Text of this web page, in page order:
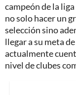
campeón de la
no solo hacer un
selección sino
llegar a su meta
actualmente
nivel de clubes